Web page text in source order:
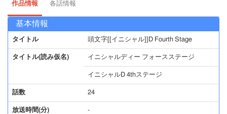
作品情報 各話情報
基本情報
タイトル 頭文字[[イニシャル]]D Fourth Stage
タイトル(読み仮名) イニシャルディー フォースステージ
イニシャルD 4thステージ
話数 24
放送時間(分) -